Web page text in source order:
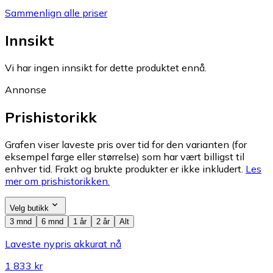
Sammenlign alle priser
Innsikt
Vi har ingen innsikt for dette produktet ennå.
Annonse
Prishistorikk
Grafen viser laveste pris over tid for den varianten (for
eksempel farge eller størrelse) som har vært billigst til
enhver tid. Frakt og brukte produkter er ikke inkludert. Les
mer om prishistorikken.
Velg butikk
3 mnd
6 mnd 1 år 2 år Alt
Laveste nypris akkurat nå
1 833 kr